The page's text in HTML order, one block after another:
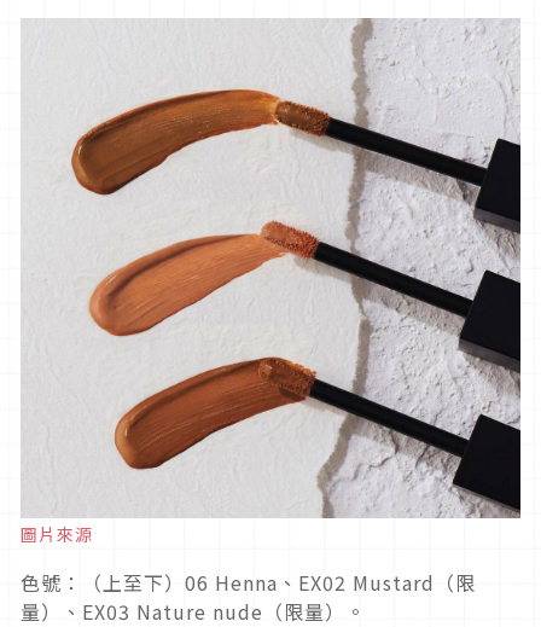
圖片來源
色號：（上至下）06 Henna、EX02 Mustard（限
量）、EX03 Nature nude（限量）。